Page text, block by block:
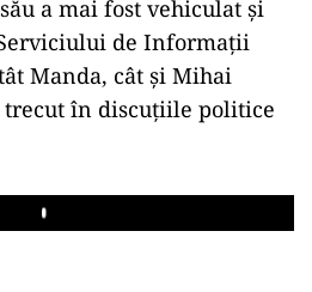
a mai fost vehiculat și
de Informații
Manda, cât și Mihai
trecut în discuțiile politice
Play